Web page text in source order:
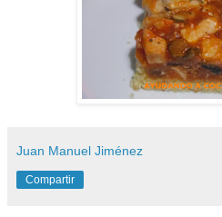
Juan Manuel Jiménez
Compartir